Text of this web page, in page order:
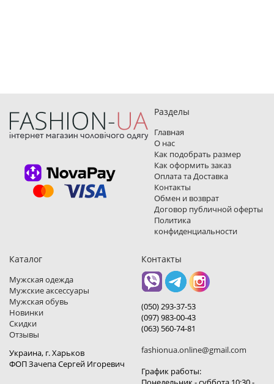
Разделы
Главная
О нас
Как подобрать размер
Как оформить заказ
Оплата та Доставка
Контакты
Обмен и возврат
Договор публичной оферты
Политика
конфиденциальности
Каталог
Мужская одежда
Мужские аксессуары
Мужская обувь
Новинки
Скидки
Отзывы
Украина, г. Харьков
ФОП Зачепа Сергей Игоревич
Контакты
(050) 293-37-53
(097) 983-00-43
(063) 560-74-81
fashionua.online@gmail.com
График работы: